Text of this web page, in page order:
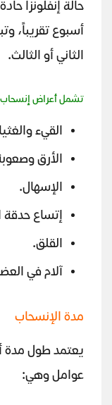
حالة إنفلونزا
أسبوع تقريباً،
الثاني أو الثالث.
تشمل أعراض إنسحاب
القيء
الأرق
الإسهال.
إتساع حدقة
القلق.
آلام في
مدة الإنسحاب
يعتمد طول مدة
عوامل وهي: